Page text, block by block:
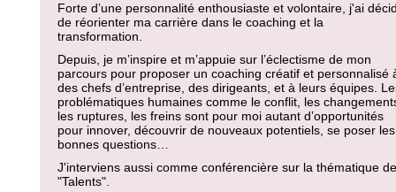
Forte d’une personnalité enthousiaste et volontaire, j'ai
de réorienter ma carrière dans le coaching et la
transformation.
Depuis, je m’inspire et m’appuie sur l’éclectisme de mon
parcours pour proposer un coaching créatif et personnalisé
des chefs d’entreprise, des dirigeants, et à leurs équipes.
problématiques humaines comme le conflit, les
les ruptures, les freins sont pour moi autant d’opportunités
pour innover, découvrir de nouveaux potentiels, se poser les
bonnes questions…
J'interviens aussi comme conférencière sur la thématique
"Talents".